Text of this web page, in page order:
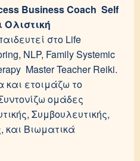
Business Coach Self
Ολιστική
στο Life
NLP, Family Systemic
Master Teacher Reiki.
και ετοιμάζω το
ομάδες
Συμβουλευτικής,
και Βιωματικά